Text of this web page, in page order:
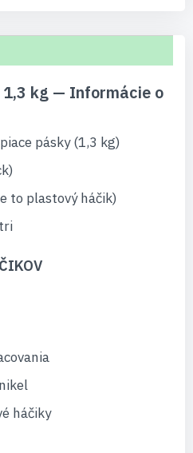
1,3 kg — Informácie o
pásky (1,3 kg)
to plastový háčik)
háčiky